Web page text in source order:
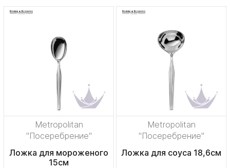
Metropolitan
"Посеребрение"
Ложка для мороженого
15см
Metropolitan
"Посеребрение"
Ложка для соуса 18,6см